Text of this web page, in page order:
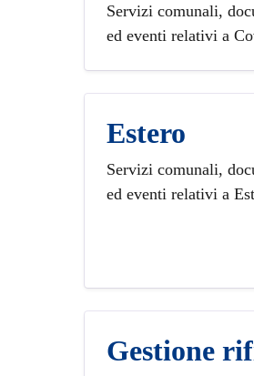
Servizi comunali,
ed eventi relativi a
Estero
Servizi comunali,
ed eventi relativi a
Gestione